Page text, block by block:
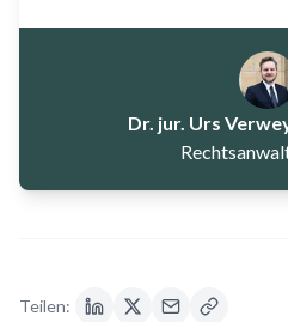
Dr. jur. Urs
Teilen: